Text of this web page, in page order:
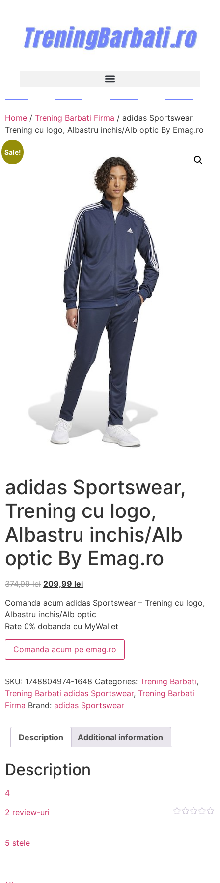
Home / Trening Barbati Firma / adidas Sportswear,
Trening cu logo, Albastru inchis/Alb optic By Emag.ro
Sale!
adidas Sportswear,
Trening cu logo,
Albastru inchis/Alb
optic By Emag.ro
374,99lei 209,99 lei
Comanda acum adidas Sportswear – Trening cu logo,
Albastru inchis/Alb optic
Rate 0% dobanda cu MyWallet
Comanda acum pe emag.ro
SKU: 1748804974-1648 Categories: Trening Barbati,
Trening Barbati adidas Sportswear, Trening Barbati
Firma Brand: adidas Sportswear
Description Additional information
Description
4
2 review-uri
5 stele